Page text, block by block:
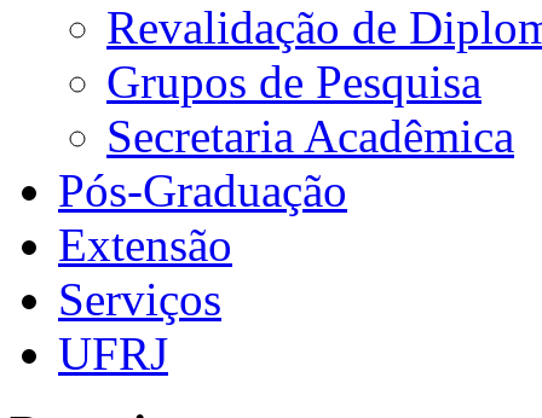
Revalidação de
Grupos de Pesquisa
Secretaria Acadêmica
Pós-Graduação
Extensão
Serviços
UFRJ